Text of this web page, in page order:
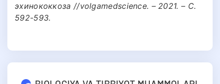
эхинококкоза //volgamedscience. – 2021. – С.
592-593.